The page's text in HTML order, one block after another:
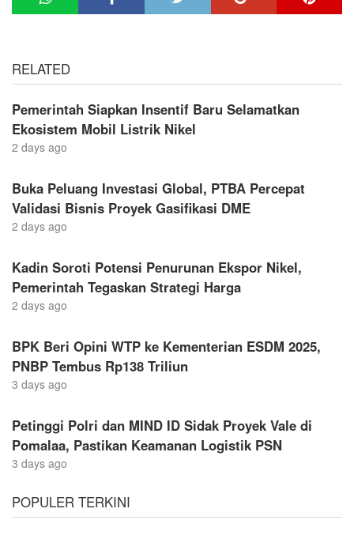
RELATED
Pemerintah Siapkan Insentif Baru Selamatkan
Ekosistem Mobil Listrik Nikel
2 days ago
Buka Peluang Investasi Global, PTBA Percepat
Validasi Bisnis Proyek Gasifikasi DME
2 days ago
Kadin Soroti Potensi Penurunan Ekspor Nikel,
Pemerintah Tegaskan Strategi Harga
2 days ago
BPK Beri Opini WTP ke Kementerian ESDM 2025,
PNBP Tembus Rp138 Triliun
3 days ago
Petinggi Polri dan MIND ID Sidak Proyek Vale di
Pomalaa, Pastikan Keamanan Logistik PSN
3 days ago
POPULER TERKINI